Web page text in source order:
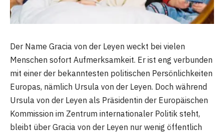
Der Name Gracia von der Leyen weckt bei vielen
Menschen sofort Aufmerksamkeit. Er ist eng verbunden
mit einer der bekanntesten politischen Persönlichkeiten
Europas, nämlich Ursula von der Leyen. Doch während
Ursula von der Leyen als Präsidentin der Europäischen
Kommission im Zentrum internationaler Politik steht,
bleibt über Gracia von der Leyen nur wenig öffentlich